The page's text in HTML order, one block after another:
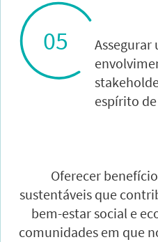
05
Assegurar
espírito
Oferecer
sustentáveis que
bem-estar social e
comunidades em que